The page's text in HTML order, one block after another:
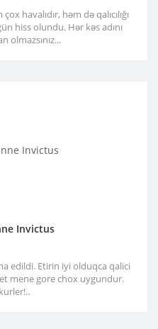
havalıdır, həm də qalıcılığı
hiss olundu. Hər kəs adını
olmazsınız...
Invictus
edildi. Etirin iyi olduqca qalici
mene gore chox uygundur.